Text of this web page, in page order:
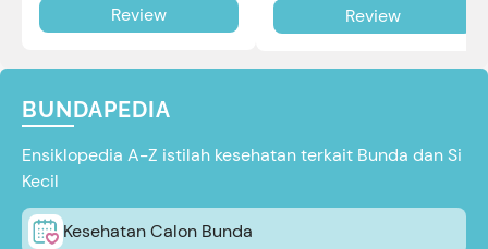
Review
review selengkapnya di sini.
Review
BUNDAPEDIA
Ensiklopedia A-Z istilah kesehatan terkait Bunda dan Si
Kecil
Kesehatan Calon Bunda